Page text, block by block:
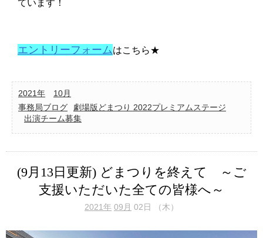
ています！
エントリーフォームはこちら★
2021年
10月
事務局ブログ
劇場版どまつり 2022プレミアムステージ
出演チーム募集
(9月13日更新) どまつりを終えて ～ご
支援いただいた全ての皆様へ～
2021年 09月 02日 （木）